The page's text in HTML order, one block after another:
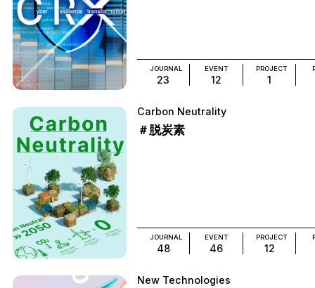
JOURNAL
23
EVENT
12
PROJECT
1
Carbon Neutrality
＃脱炭素
JOURNAL
48
EVENT
46
PROJECT
12
New Technologies